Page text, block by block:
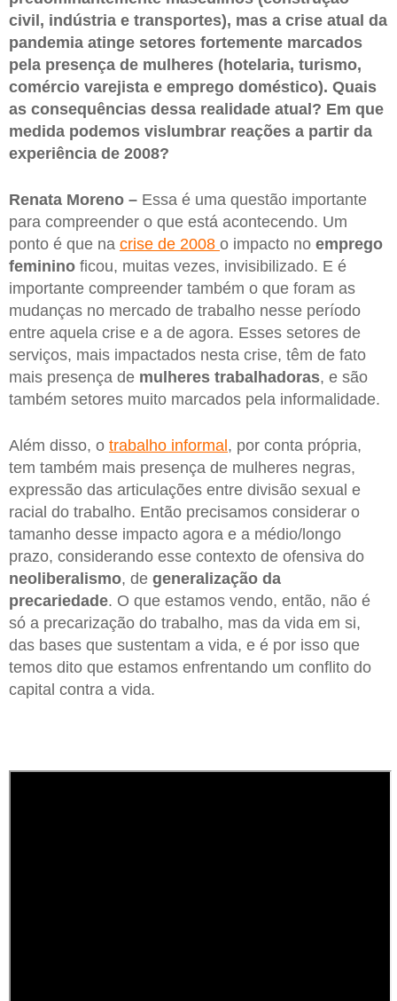
civil, indústria e transportes), mas a crise atual da
pandemia atinge setores fortemente marcados
pela presença de mulheres (hotelaria, turismo,
comércio varejista e emprego doméstico). Quais
as consequências dessa realidade atual? Em que
medida podemos vislumbrar reações a partir da
experiência de 2008?
Renata Moreno – Essa é uma questão importante
para compreender o que está acontecendo. Um
ponto é que na crise de 2008 o impacto no emprego
feminino ficou, muitas vezes, invisibilizado. E é
importante compreender também o que foram as
mudanças no mercado de trabalho nesse período
entre aquela crise e a de agora. Esses setores de
serviços, mais impactados nesta crise, têm de fato
mais presença de mulheres trabalhadoras, e são
também setores muito marcados pela informalidade.
Além disso, o trabalho informal, por conta própria,
tem também mais presença de mulheres negras,
expressão das articulações entre divisão sexual e
racial do trabalho. Então precisamos considerar o
tamanho desse impacto agora e a médio/longo
prazo, considerando esse contexto de ofensiva do
neoliberalismo, de generalização da
precariedade. O que estamos vendo, então, não é
só a precarização do trabalho, mas da vida em si,
das bases que sustentam a vida, e é por isso que
temos dito que estamos enfrentando um conflito do
capital contra a vida.